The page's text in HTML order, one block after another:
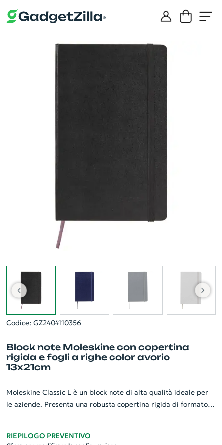
Codice: GZ2404110356
Block note Moleskine con copertina
rigida e fogli a righe color avorio
13x21cm
Moleskine Classic L è un block note di alta qualità ideale per
le aziende. Presenta una robusta copertina rigida di formato
realizzate in carta priva di acidi. In dotazione un raffinato
RIEPILOGO PREVENTIVO